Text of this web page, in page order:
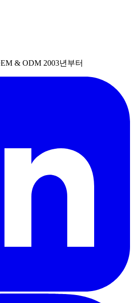
& ODM 2003년부터